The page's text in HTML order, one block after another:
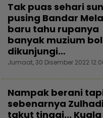
Tak puas sehari
pusing Bandar
baru tahu rupanya
banyak muzium
dikunjungi…
Jumaat, 30 Disember 2022
Nampak berani
sebenarnya Zulhadi
takut tinggi... Kuala